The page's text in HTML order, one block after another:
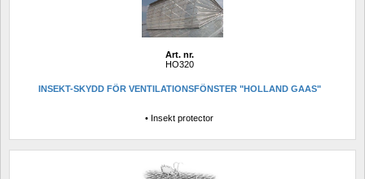
Art. nr.
HO320
INSEKT-SKYDD FÖR VENTILATIONSFÖNSTER "HOLLAND GAAS"
• Insekt protector